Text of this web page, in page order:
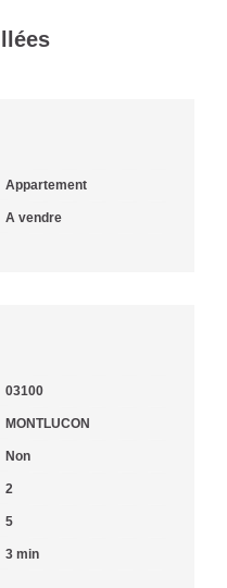
Appartement
A vendre
03100
MONTLUCON
Non
2
5
3 min